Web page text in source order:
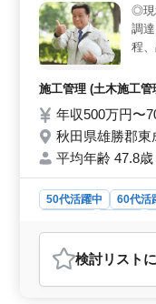
＜安心の待遇＞ 車
ています。さらに
労働環境を整えてい
心して長く働ける環
◎現
調
程
可
中高
施工管理 (土木施工
年収500万円〜
秋田県雄勝郡東
平均年齢 47.8
50代活躍中 60代活
おすすめポイント
＜土木施工管理経
施工業者の選定、
検討リスト